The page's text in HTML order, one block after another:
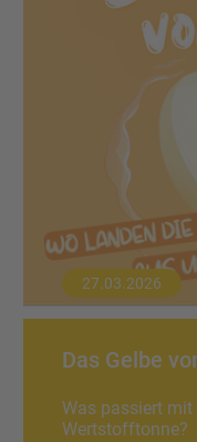
27.03.2026
Das Gelbe
Was passiert
Wertstofftonne?